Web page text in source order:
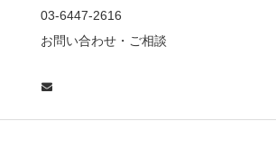
な店舗デザイン
料理・個室の距離感か
03-6447-2616
お問い合わせ・ご相談